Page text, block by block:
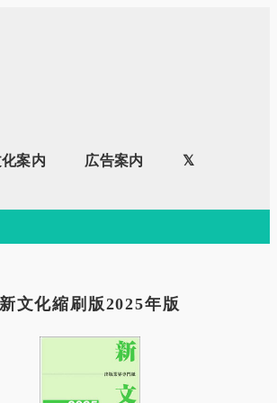
案内 広告案内 𝕏
新文化縮刷版2025年版